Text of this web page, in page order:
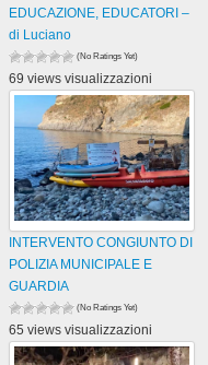
EDUCAZIONE, EDUCATORI –
di Luciano
(No Ratings Yet)
69 views visualizzazioni
INTERVENTO CONGIUNTO DI
POLIZIA MUNICIPALE E
GUARDIA
(No Ratings Yet)
65 views visualizzazioni